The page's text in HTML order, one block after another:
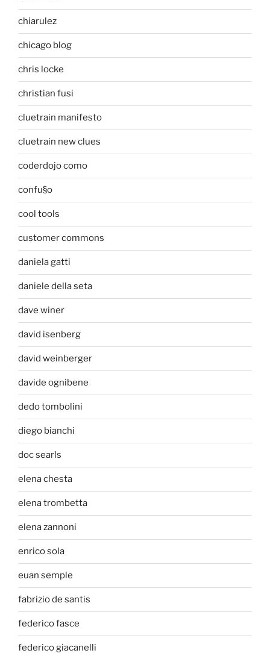
chiarulez
chicago blog
chris locke
christian fusi
cluetrain manifesto
cluetrain new clues
coderdojo como
confu§o
cool tools
customer commons
daniela gatti
daniele della seta
dave winer
david isenberg
david weinberger
davide ognibene
dedo tombolini
diego bianchi
doc searls
elena chesta
elena trombetta
elena zannoni
enrico sola
euan semple
fabrizio de santis
federico fasce
federico giacanelli